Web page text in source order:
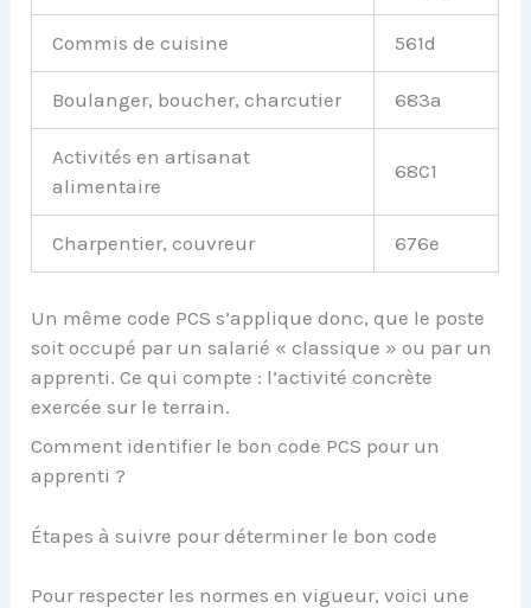
Commis de cuisine 561d
Boulanger, boucher, charcutier 683a
Activités en artisanat
alimentaire
68C1
Charpentier, couvreur 676e
Un même code PCS s’applique donc, que le poste
soit occupé par un salarié « classique » ou par un
apprenti. Ce qui compte : l’activité concrète
exercée sur le terrain.
Comment identifier le bon code PCS pour un
apprenti ?
Étapes à suivre pour déterminer le bon code
Pour respecter les normes en vigueur, voici une